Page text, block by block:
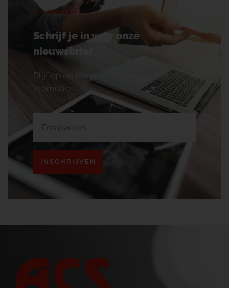
NIEUWSBRIEF
Schrijf je in voor onze
nieuwsbrief
Blijf op de hoogte van onze acties en
promoties.
INSCHRIJVEN